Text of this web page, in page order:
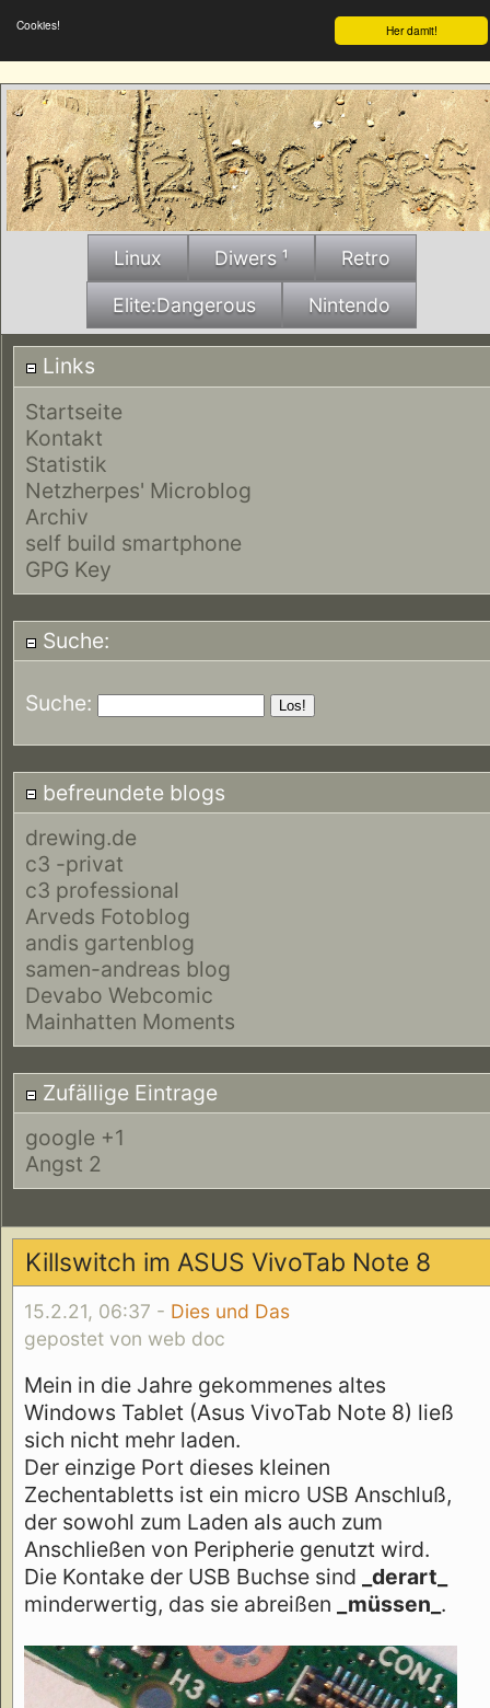
Her damit!
Cookies!
Linux Diwers ¹ Retro
Elite:Dangerous Nintendo
Links
Startseite
Kontakt
Statistik
Netzherpes' Microblog
Archiv
self build smartphone
GPG Key
Suche:
Suche:
befreundete blogs
drewing.de
c3 -privat
c3 professional
Arveds Fotoblog
andis gartenblog
samen-andreas blog
Devabo Webcomic
Mainhatten Moments
Zufällige Eintrage
google +1
Angst 2
Killswitch im ASUS VivoTab Note 8
15.2.21, 06:37 - Dies und Das
gepostet von web doc
Mein in die Jahre gekommenes altes
Windows Tablet (Asus VivoTab Note 8) ließ
sich nicht mehr laden.
Der einzige Port dieses kleinen
Zechentabletts ist ein micro USB Anschluß,
der sowohl zum Laden als auch zum
Anschließen von Peripherie genutzt wird.
Die Kontake der USB Buchse sind
_derart_
minderwertig, das sie abreißen
_müssen_ .